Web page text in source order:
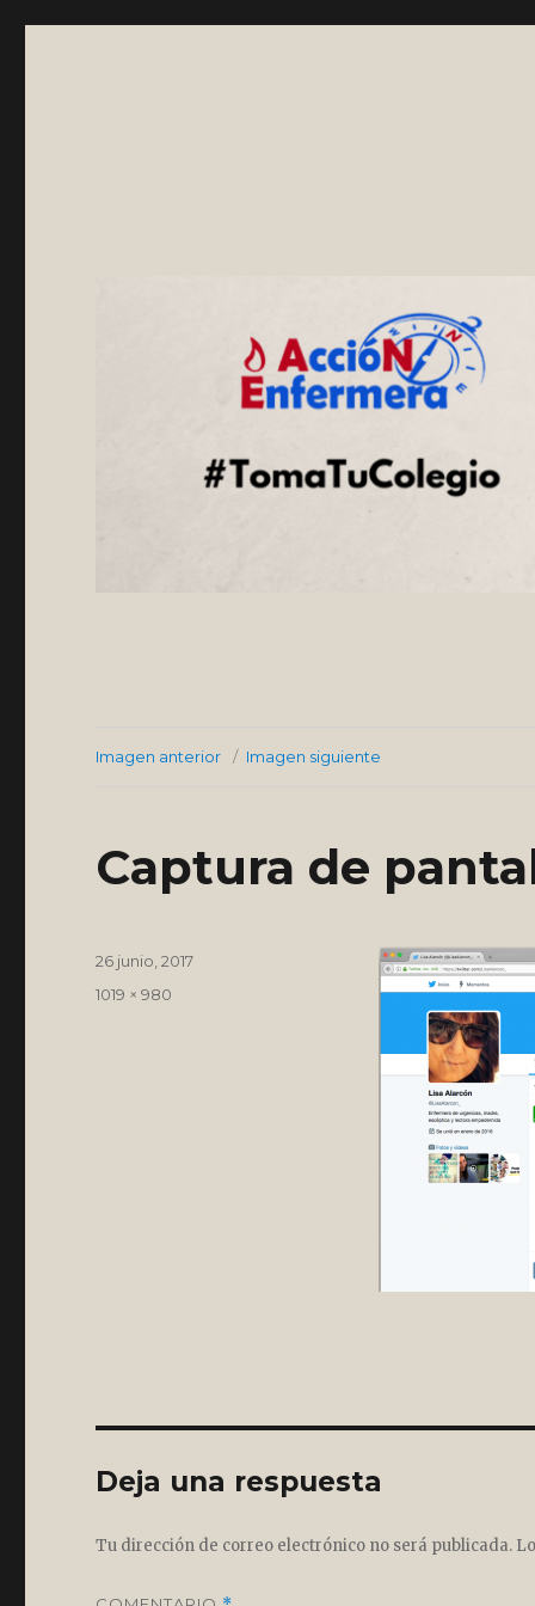
Imagen anterior Imagen siguiente
Captura de
Publicado
el
26 junio, 2017
Tamaño
1019 × 980
Deja una respuesta
Tu dirección de correo electrónico no será publicada.